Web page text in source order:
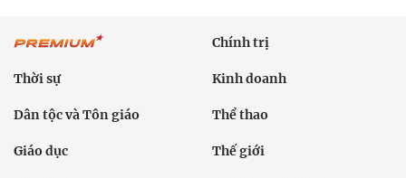
Chính trị
Thời sự Kinh doanh
Dân tộc và Tôn giáo Thể thao
Giáo dục Thế giới